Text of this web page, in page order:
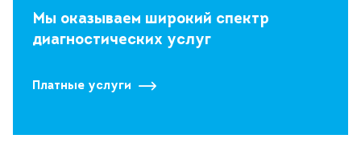
Мы оказываем широкий спектр
диагностических услуг
Платные услуги